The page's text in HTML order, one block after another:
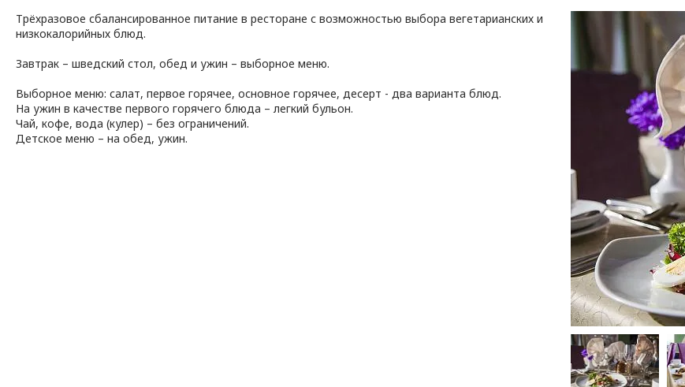
Трёхразовое сбалансированное питание в ресторане с возможностью выбора вегетарианских и
низкокалорийных блюд.
Завтрак – шведский стол, обед и ужин – выборное меню.
Выборное меню: салат, первое горячее, основное горячее, десерт - два варианта блюд.
На ужин в качестве первого горячего блюда – легкий бульон.
Чай, кофе, вода (кулер) – без ограничений.
Детское меню – на обед, ужин.